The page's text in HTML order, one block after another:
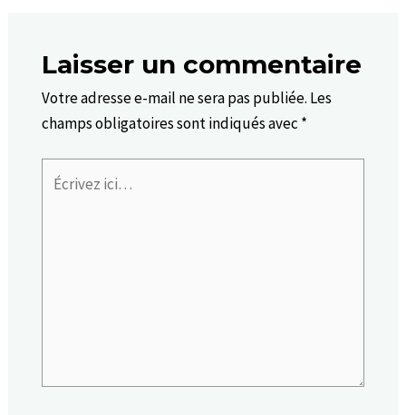
Laisser un commentaire
Votre adresse e-mail ne sera pas publiée. Les
champs obligatoires sont indiqués avec *
Écrivez
ici…